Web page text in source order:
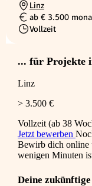
Ortschaft
Linz
Gehalt
ab € 3.500
Beschäftigungsart
Vollzeit
... für Projekte
Linz
> 3.500 €
Vollzeit (ab 38
Jetzt bewerben
Bewirb dich online
wenigen Minuten
Deine